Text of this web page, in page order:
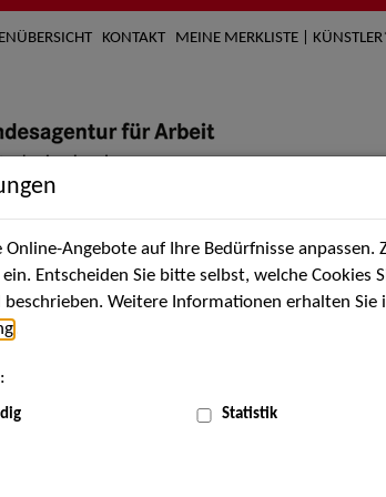
KONTAKT MEINE MERKLISTE |
Künstler*innen Über uns
Angebote auf Ihre Bedürfnisse anpassen.
Entscheiden Sie bitte selbst, welche Cookies
Weitere Informationen erhalten Sie
Statistik